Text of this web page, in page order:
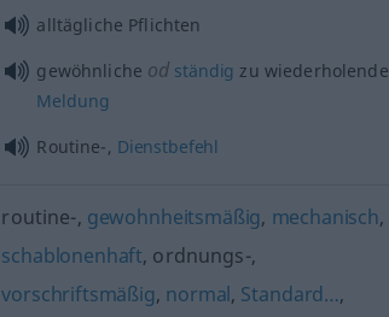
alltägliche Pflichten
gewöhnliche od ständig zu wiederholende
Meldung
Routine-, Dienstbefehl
routine-, gewohnheitsmäßig, mechanisch,
schablonenhaft, ordnungs-,
vorschriftsmäßig, normal, Standard…,